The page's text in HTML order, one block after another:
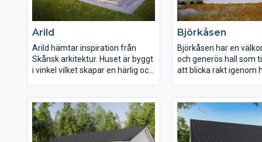
Arild
Arild hämtar inspiration från
Skånsk arkitektur. Huset är byggt
i vinkel vilket skapar en härlig och
öppen och generös yta mellan
entré, kök, matplats, vardagsrum
och uteplats. Huset upplevs som
rymligt med tilltagna umgänges-
Björkåsen
Björkåsen har en
och generös hall som
att blicka rakt igenom
Sovrummen har
mer privat avdelning av
tillsammans med
Många fönster skapar